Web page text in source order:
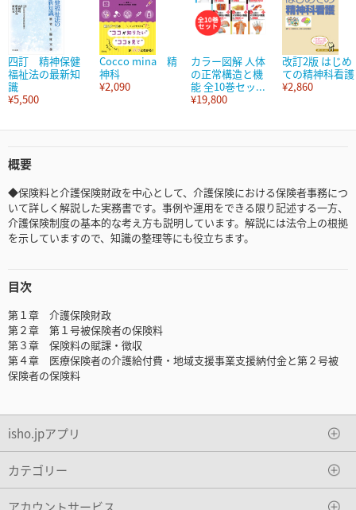
四訂 精神保健
福祉法の最新知
識
¥5,500
Cocco mina 精
神科
¥2,090
カラー図解 人体
の正常構造と機
能 全10巻セッ...
¥19,800
改訂2版 はじめ
ての精神科看護
¥2,860
概要
◆保険料と介護保険財政を中心として、介護保険における保険者事務につ
いて詳しく解説した実務書です。事例や運用をできる限り記述する一方、
介護保険制度の基本的な考え方も説明しています。解説には法令上の根拠
を示していますので、知識の整理等にも役立ちます。
目次
第１章 介護保険財政
第２章 第１号被保険者の保険料
第３章 保険料の賦課・徴収
第４章 医療保険者の介護給付費・地域支援事業支援納付金と第２号被
保険者の保険料
isho.jpアプリ
カテゴリー
アカウントサービス